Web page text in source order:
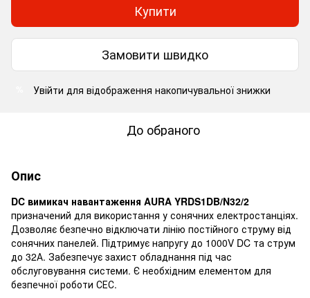
Купити
Замовити швидко
Увійти для відображення накопичувальної знижки
До обраного
Опис
DC вимикач навантаження AURA YRDS1DB/N32/2
призначений для використання у сонячних електростанціях.
Дозволяє безпечно відключати лінію постійного струму від
сонячних панелей. Підтримує напругу до 1000V DC та струм
до 32А. Забезпечує захист обладнання під час
обслуговування системи. Є необхідним елементом для
безпечної роботи СЕС.